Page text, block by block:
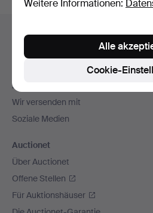
Navigation
Hilfe und Kontakt
Kontakt mit dem Support aufnehmen
Zahlungsweisen
Wir versenden mit
Soziale Medien
Auctionet
Über Auctionet
Offene Stellen
Für Auktionshäuser
Weitere Informationen:
Cookie-
Alle